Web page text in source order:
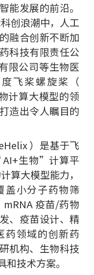
能发展的前沿。
创浪潮中，人工
融合创新不断加
科技有限责任公
限公司等生物医
飞桨螺旋桨（
计算大模型的领
造出令人瞩目的
）是基于飞
生物”计算平
算大模型能力，
盖小分子药物筛
疫苗/药物
、疫苗设计、精
药领域的创新药
机构、生物科技
技术方案。